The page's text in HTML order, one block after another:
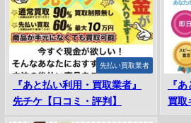
先払い買取業者
『あと払い利用・買取業者』
先チケ【口コミ・評判】
『
買取